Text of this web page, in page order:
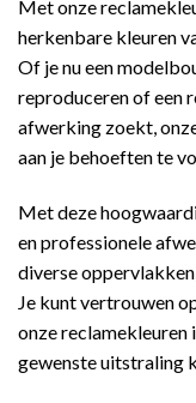
Met onze
herkenbare kleuren
Of je nu een
reproduceren of een
afwerking zoekt,
aan je behoeften te
Met deze
en professionele
diverse
Je kunt vertrouwen
onze reclamekleuren
gewenste uitstraling